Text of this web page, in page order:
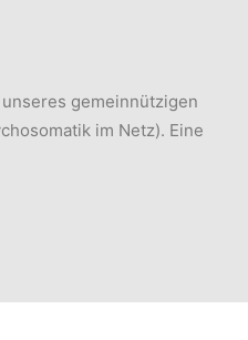
gemeinnützigen
im Netz). Eine